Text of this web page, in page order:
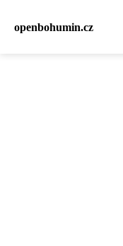
openbohumin.cz